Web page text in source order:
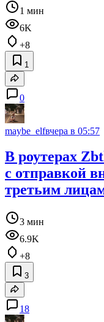
1 мин
6K
+8
1
0
maybe_elfвчера в 05:57
В роутерах
с отправкой
третьим
3 мин
6.9K
+8
3
18